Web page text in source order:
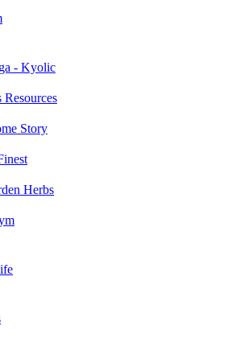
- Kyolic
Resources
Story
Herbs